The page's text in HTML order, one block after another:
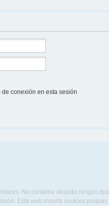
de conexión en esta sesión
No contiene alojado ningún
Esta web inserta cookies